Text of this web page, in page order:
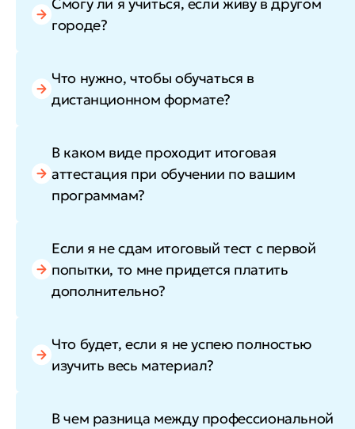
Смогу ли я учиться, если живу в другом
городе?
Что нужно, чтобы обучаться в
дистанционном формате?
В каком виде проходит итоговая
аттестация при обучении по вашим
программам?
Если я не сдам итоговый тест с первой
попытки, то мне придется платить
дополнительно?
Что будет, если я не успею полностью
изучить весь материал?
В чем разница между профессиональной